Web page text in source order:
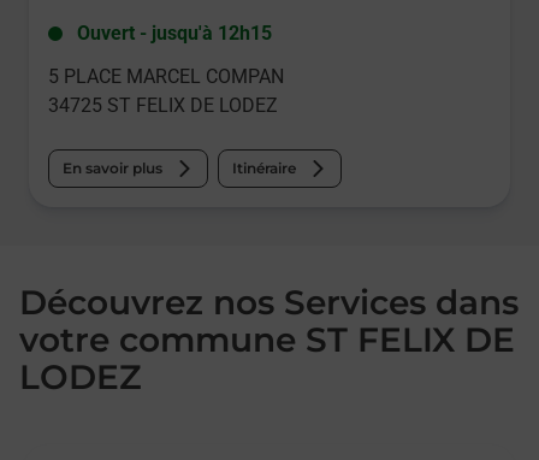
Ouvert - jusqu'à 12h15
5 PLACE MARCEL COMPAN
34725 ST FELIX DE LODEZ
En savoir plus Itinéraire
Découvrez nos Services dans
votre commune ST FELIX DE
LODEZ